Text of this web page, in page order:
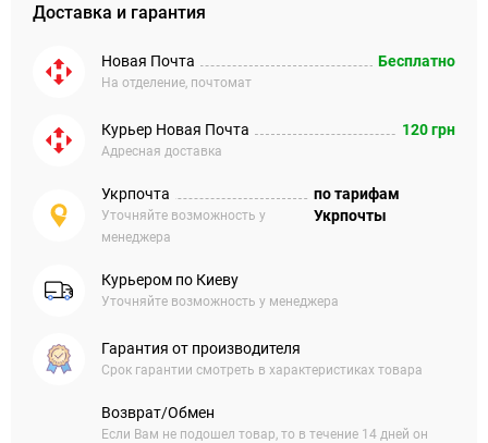
Доставка и гарантия
Новая Почта
На отделение, почтомат
Бесплатно
Курьер Новая Почта
Адресная доставка
120 грн
Укрпочта
Уточняйте возможность у
менеджера
по тарифам
Укрпочты
Курьером по Киеву
Уточняйте возможность у менеджера
Гарантия от производителя
Срок гарантии смотреть в характеристиках товара
Возврат/Обмен
Если Вам не подошел товар, то в течение 14 дней он